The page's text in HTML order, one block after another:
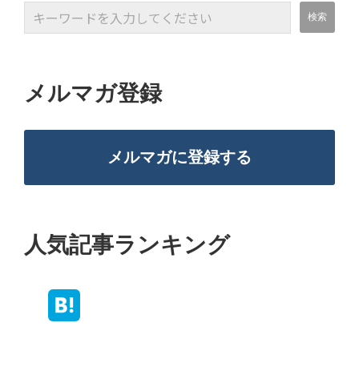
メルマガ登録
メルマガに登録する
人気記事ランキング